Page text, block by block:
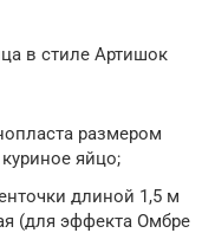
в стиле Артишок
размером
яйцо;
длиной 1,5 м
(для эффекта Омбре